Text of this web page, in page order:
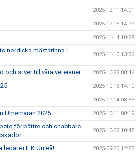
2025-12-11 14:01
2025-12-05 14:29
2025-11-14 10:28
nordiska mästarinna i
2025-11-10 13:36
och silver till våra veteraner 2025-10-22 08:46
2025-10-16 14:10
2025-10-14 08:33
Umemaran 2025 2025-10-11 08:19
för bättre och snabbare
2025-10-02 10:45
i IFK Umeå! 2025-09-30 12:53